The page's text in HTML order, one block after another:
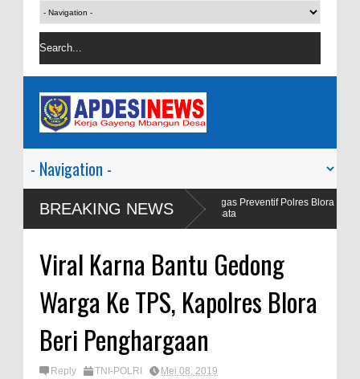
BREAKING NEWS
Viral Salah
Satgas Preventif Polres Blora Patroli Keamanan
Wisata
Viral Karna Bantu Gedong
Warga Ke TPS, Kapolres Blora
Beri Penghargaan
Reply TNI-POLRI Mei 08, 2019